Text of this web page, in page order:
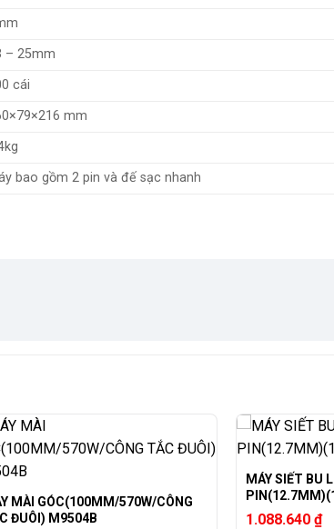
– 25mm
cái
mm
bao gồm 2 pin và đế sạc nhanh
MÀI GÓC(100MM/570W/CÔNG
ĐUÔI) M9504B
MÁY SIẾT BU
1.088.640 ₫